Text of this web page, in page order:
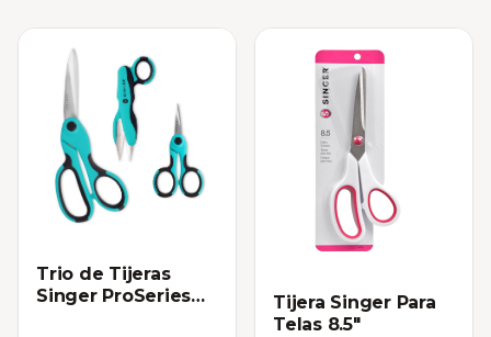
Trio de Tijeras
Singer ProSeries
Tijera Singer Para
Telas 8.5"